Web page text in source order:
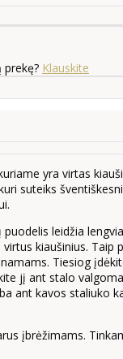
prekę? Klauskite
yra virtas
suteiks
leidžia
kiaušinius. Taip
Tiesiog
jį ant stalo
ant kavos staliuko
įbrėžimams.